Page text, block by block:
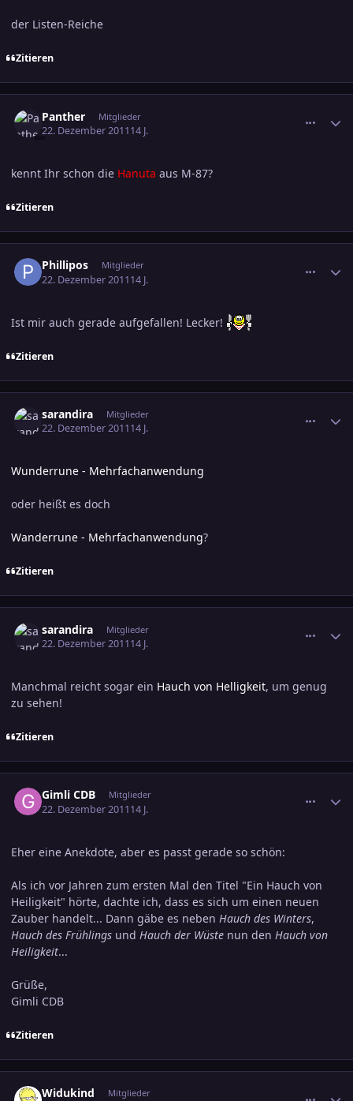
der Listen-Reiche
Zitieren
Panther Mitglieder
22. Dezember 201114 J.
kennt Ihr schon die Hanuta aus M-87?
Zitieren
Phillipos Mitglieder
22. Dezember 201114 J.
Ist mir auch gerade aufgefallen! Lecker!
Zitieren
sarandira Mitglieder
22. Dezember 201114 J.
Wunderrune - Mehrfachanwendung
oder heißt es doch
Wanderrune - Mehrfachanwendung?
Zitieren
sarandira Mitglieder
22. Dezember 201114 J.
Manchmal reicht sogar ein Hauch von Helligkeit, um genug
zu sehen!
Zitieren
Gimli CDB Mitglieder
22. Dezember 201114 J.
Eher eine Anekdote, aber es passt gerade so schön:
Als ich vor Jahren zum ersten Mal den Titel "Ein Hauch von
Heiligkeit" hörte, dachte ich, dass es sich um einen neuen
Zauber handelt... Dann gäbe es neben Hauch des Winters,
Hauch des Frühlings und Hauch der Wüste nun den Hauch von
Heiligkeit...
Grüße,
Gimli CDB
Zitieren
Widukind Mitglieder